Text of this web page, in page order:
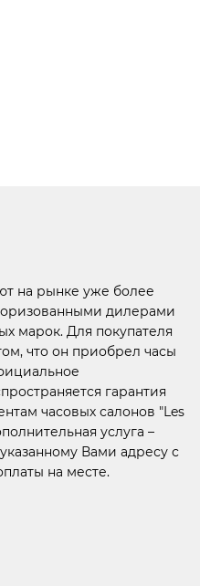
на рынке уже более
дилерами
марок. Для покупателя
что он приобрел часы
гарантия
часовых салонов "Les
услуга –
Вами адресу с
на месте.